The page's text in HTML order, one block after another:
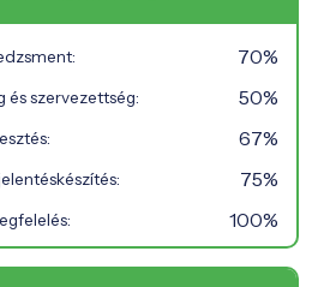
70%
és szervezettség: 50%
67%
75%
100%